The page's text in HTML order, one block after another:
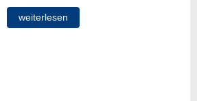
weiterlesen